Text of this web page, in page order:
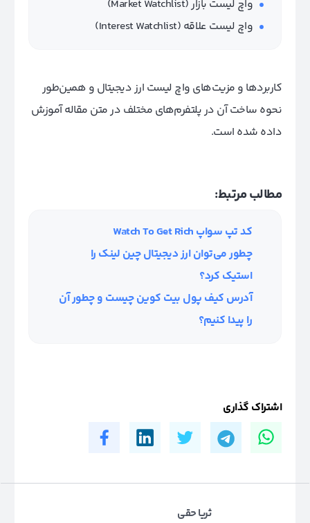
واچ لیست بازار (Market Watchlist)
واچ لیست علاقه (Interest Watchlist)
کاربردها و مزیت‌‌های واچ لیست ارز دیجیتال و همین‌طور
نحوه ساخت آن در پلتفرم‌های مختلف در متن مقاله آموزش
داده شده است.
مطالب مرتبط:
کد تپ سواپ Watch To Get Rich
چطور می‌توان ارز دیجیتال چین لینک را
استیک کرد؟
آدرس کیف پول بیت کوین چیست و چطور آن
را پیدا کنیم؟
اشتراک گذاری
ثریا حقی